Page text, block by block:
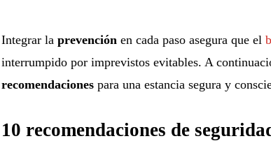
Integrar la prevención en cada paso asegura que el
interrumpido por imprevistos evitables. A
recomendacionespara una estancia segura y
10 recomendaciones de